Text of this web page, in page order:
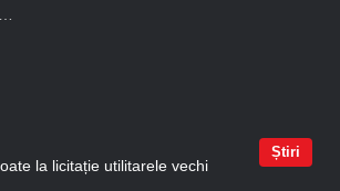
Știri